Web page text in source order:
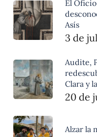
El
Asís
3 de
Audite,
Clara y
20 de
Alzar la